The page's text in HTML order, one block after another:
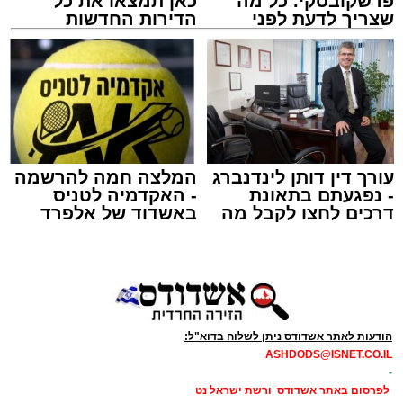
ASHDODS@ISNET.CO.IL
צילום: דוברות איחוד הצלה
עופר אשטוקר / 15:32 07.08.26
תאונת עבודה באשדוד
לאחר שנפלה מסולם במהלך עבודתה במחסן
באזור דרך הרכבת, מתחם ביג פאשן באשדוד.
כוחות ההצלה הוזעקו למקום בעקבות דיווח על
נפילה מגובה במהלך העבודה. עם הגעתם מצאו
שצריך לדעת לפני
שמגישים הצעה לדירה
באשדוד
הדירות החדשות
למכירה באשדוד >>>
עורך דין דותן לינדנברג
- נפגעתם בתאונת
דרכים לחצו לקבל מה
המלצה חמה להרשמה
- האקדמיה לטניס
באשדוד של אלפרד
הודעות לאתר אשדודס ניתן לשלוח בדוא"ל:
ASHDODS@ISNET.CO.IL
-
לפרסום באתר אשדודס ורשת ישראל נט